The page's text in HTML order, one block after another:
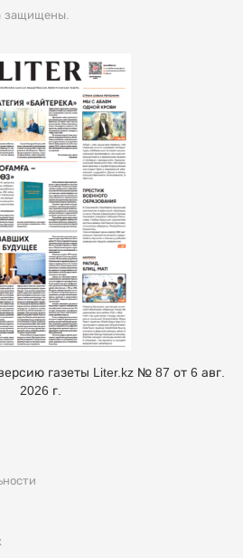
защищены.
газеты Liter.kz № 87 от 6 авг.
2026 г.